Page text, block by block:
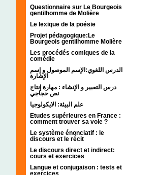
Questionnaire sur Le Bourgeois
gentilhomme de Molière
Le lexique de la poésie
Projet pédagogique:Le
Bourgeois gentilhomme Molière
Les procédés comiques de la
comédie
الدرس اللغوي:الإسم الموصول و إسم
الإشارة
درس التعبير و الإنشاء : مهارة إنتاج
نص حجاجي
علم البيئة: الايكولوجيا
Etudes supérieures en France :
comment trouver sa voie ?
Le système énonciatif : le
discours et le récit
Le discours direct et indirect:
cours et exercices
Langue et conjugaison : tests et
exercices